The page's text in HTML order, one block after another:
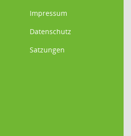
Impressum
Datenschutz
Satzungen